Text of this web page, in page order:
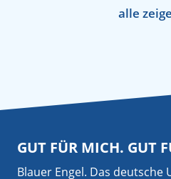
alle
GUT FÜR MICH. GUT
Blauer Engel. Das